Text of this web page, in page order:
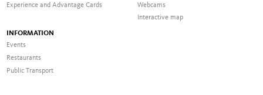
Experience and Advantage Cards
Webcams
Interactive map
INFORMATION
Events
Restaurants
Public Transport